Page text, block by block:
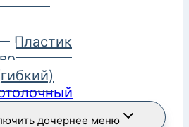
Пластик
дочернее меню